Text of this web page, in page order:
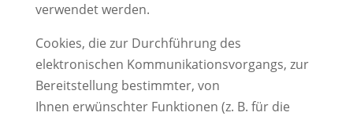
verwendet werden.
Cookies, die zur Durchführung des
elektronischen Kommunikationsvorgangs, zur
Bereitstellung bestimmter, von
Ihnen erwünschter Funktionen (z. B. für die